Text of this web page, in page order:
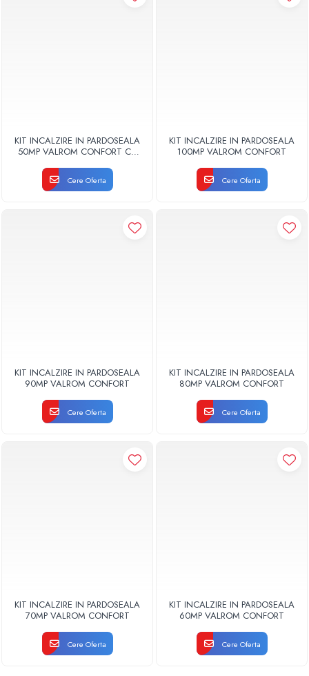
KIT INCALZIRE IN PARDOSEALA
50MP VALROM CONFORT CU
Cere Oferta
KIT INCALZIRE IN PARDOSEALA
100MP VALROM CONFORT
Cere Oferta
KIT INCALZIRE IN PARDOSEALA
90MP VALROM CONFORT
Cere Oferta
KIT INCALZIRE IN PARDOSEALA
80MP VALROM CONFORT
Cere Oferta
KIT INCALZIRE IN PARDOSEALA
70MP VALROM CONFORT
Cere Oferta
KIT INCALZIRE IN PARDOSEALA
60MP VALROM CONFORT
Cere Oferta